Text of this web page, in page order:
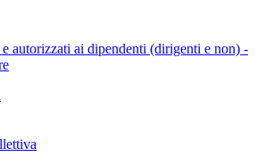
autorizzati ai dipendenti (dirigenti e non) -